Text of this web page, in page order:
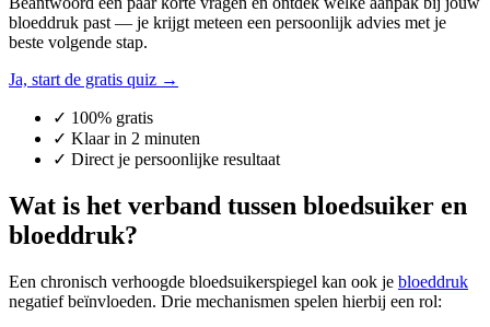
bloeddruk past — je krijgt meteen een persoonlijk advies met je
beste volgende stap.
Ja, start de gratis quiz →
✓ 100% gratis
✓ Klaar in 2 minuten
✓ Direct je persoonlijke resultaat
Wat is het verband tussen bloedsuiker en
bloeddruk?
Een chronisch verhoogde bloedsuikerspiegel kan ook je bloeddruk
negatief beïnvloeden. Drie mechanismen spelen hierbij een rol: